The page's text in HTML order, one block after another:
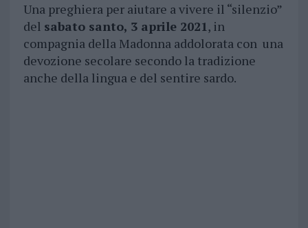
Una preghiera per aiutare a vivere il “silenzio”
del sabato santo, 3 aprile 2021, in
compagnia della Madonna addolorata con una
devozione secolare secondo la tradizione
anche della lingua e del sentire sardo.